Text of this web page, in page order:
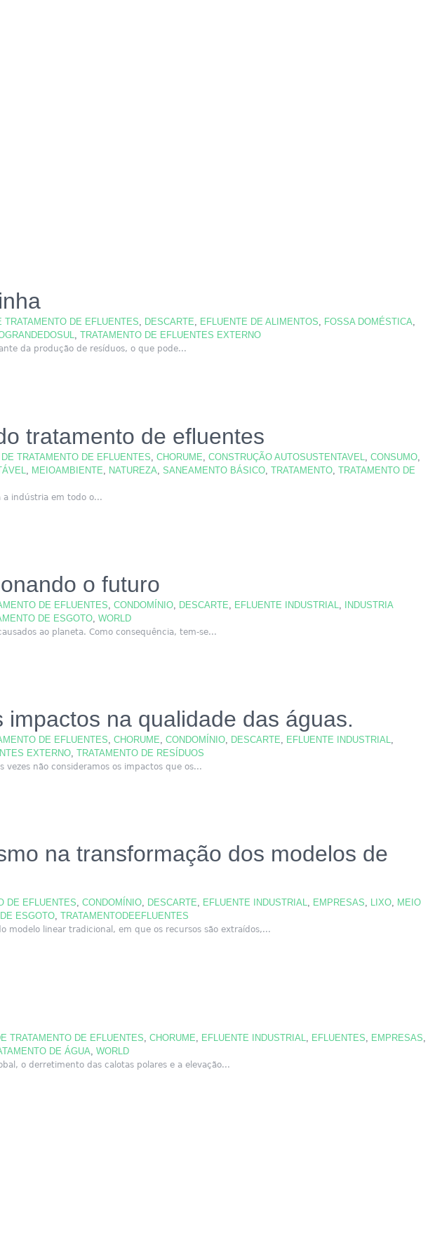
TRATAMENTO DE EFLUENTES, DESCARTE, EFLUENTE DE ALIMENTOS, FOSSA DOMÉSTICA,
, TRATAMENTO DE EFLUENTES EXTERNO
da produção de resíduos, o que pode...
tratamento de efluentes
TRATAMENTO DE EFLUENTES CHORUME CONSTRUÇÃO AUTOSUSTENTAVEL CONSUMO
MEIOAMBIENTE NATUREZA SANEAMENTO BÁSICO TRATAMENTO TRATAMENTO DE
a indústria em todo o...
o futuro
DE EFLUENTES CONDOMÍNIO DESCARTE EFLUENTE INDUSTRIAL
INDUSTRIA
DE ESGOTO WORLD
ao planeta. Como consequência, tem-se...
na qualidade das águas.
DE EFLUENTES, CHORUME, CONDOMÍNIO, DESCARTE, EFLUENTE INDUSTRIAL,
EXTERNO, TRATAMENTO DE RESÍDUOS
não consideramos os impactos que os...
na transformação dos modelos de
DE EFLUENTES, CONDOMÍNIO, DESCARTE, EFLUENTE INDUSTRIAL, EMPRESAS, LIXO, MEIO
ESGOTO, TRATAMENTODEEFLUENTES
modelo linear tradicional, em que os recursos são extraídos,...
TRATAMENTO DE EFLUENTES CHORUME EFLUENTE INDUSTRIAL EFLUENTES EMPRESAS
DE ÁGUA WORLD
o derretimento das calotas polares e a elevação...